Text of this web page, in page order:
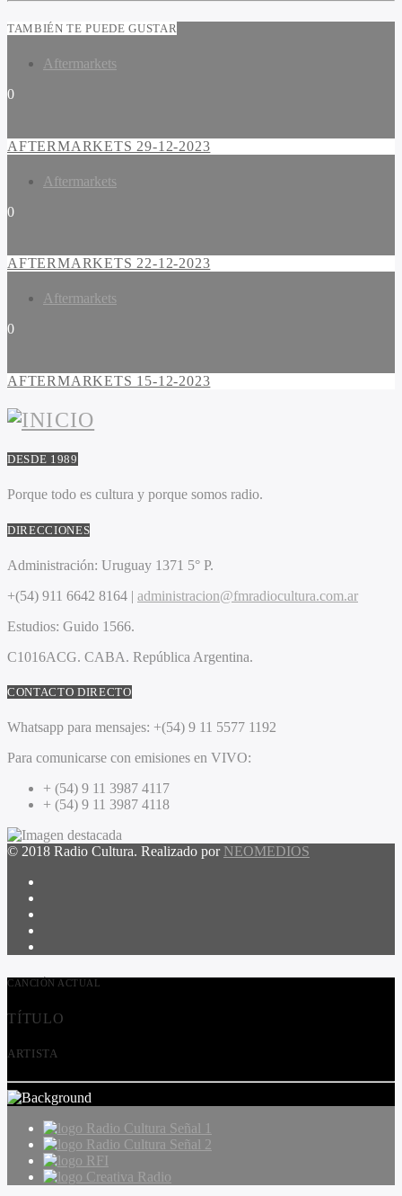
TAMBIÉN TE PUEDE GUSTAR
Aftermarkets
0
AFTERMARKETS 29-12-2023
Aftermarkets
0
AFTERMARKETS 22-12-2023
Aftermarkets
0
AFTERMARKETS 15-12-2023
DESDE 1989
Porque todo es cultura y porque somos radio.
DIRECCIONES
Administración: Uruguay 1371 5° P.
+(54) 911 6642 8164 | administracion@fmradiocultura.com.ar
Estudios: Guido 1566.
C1016ACG. CABA. República Argentina.
CONTACTO DIRECTO
Whatsapp para mensajes: +(54) 9 11 5577 1192
Para comunicarse con emisiones en VIVO:
+ (54) 9 11 3987 4117
+ (54) 9 11 3987 4118
© 2018 Radio Cultura. Realizado por NEOMEDIOS
CANCIÓN ACTUAL
TÍTULO
ARTISTA
Radio Cultura Señal 1
Radio Cultura Señal 2
RFI
Creativa Radio